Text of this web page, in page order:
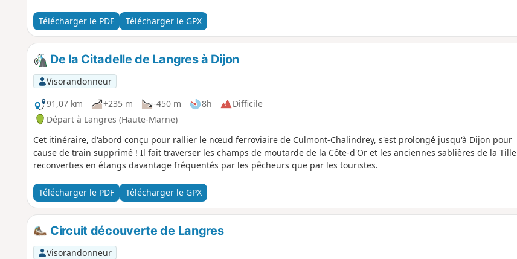
Télécharger le PDF
Télécharger le GPX
De la Citadelle de Langres à Dijon
Visorandonneur
91,07 km
+235 m -450 m 8h
Difficile
Départ à Langres (Haute-Marne)
Cet itinéraire, d'abord conçu pour rallier le nœud ferroviaire de Culmont-Chalindrey, s'est prolongé jusqu'à Dijon pour
cause de train supprimé ! Il fait traverser les champs de moutarde de la Côte-d'Or et les anciennes sablières de la Tille
reconverties en étangs davantage fréquentés par les pêcheurs que par les touristes.
Télécharger le PDF Télécharger le GPX
Circuit découverte de Langres
Visorandonneur